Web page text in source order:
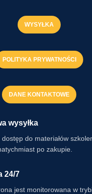
WYSYŁKA
POLITYKA PRYWATNOŚCI
DANE KONTAKTOWE
wysyłka
dostęp do materiałów
po zakupie.
24/7
jest monitorowana w